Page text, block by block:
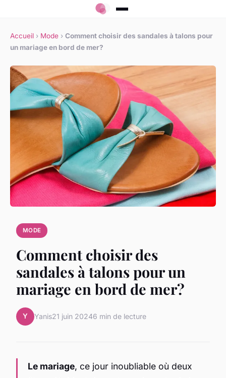
Accueil › Mode › Comment choisir des sandales à talons pour
un mariage en bord de mer?
MODE
Comment choisir des
sandales à talons pour un
mariage en bord de mer?
Y Yanis21 juin 20246 min de lecture
Le mariage, ce jour inoubliable où deux